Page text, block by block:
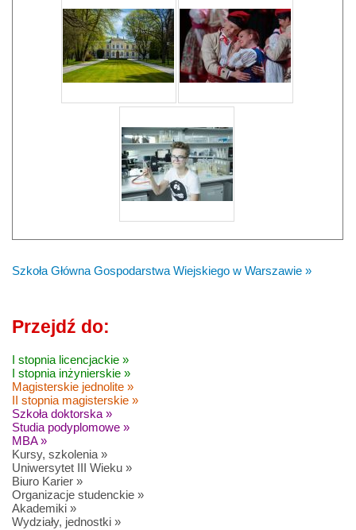
Szkoła Główna Gospodarstwa Wiejskiego w Warszawie »
Przejdź do:
I stopnia licencjackie »
I stopnia inżynierskie »
Magisterskie jednolite »
II stopnia magisterskie »
Szkoła doktorska »
Studia podyplomowe »
MBA »
Kursy, szkolenia »
Uniwersytet III Wieku »
Biuro Karier »
Organizacje studenckie »
Akademiki »
Wydziały, jednostki »